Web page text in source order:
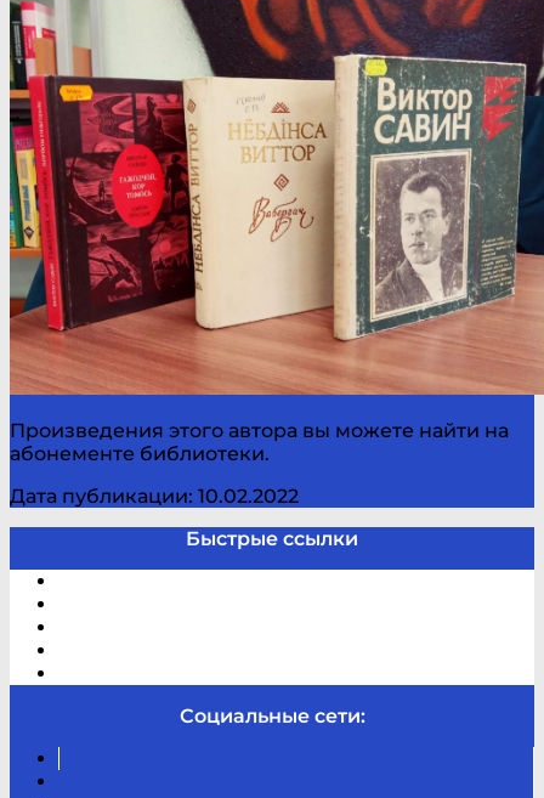
Произведения этого автора вы можете найти на
абонементе библиотеки.
Дата публикации: 10.02.2022
Быстрые ссылки
Социальные сети: